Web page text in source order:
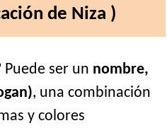
de Niza )
Puede ser un nombre,
, una combinación
y colores